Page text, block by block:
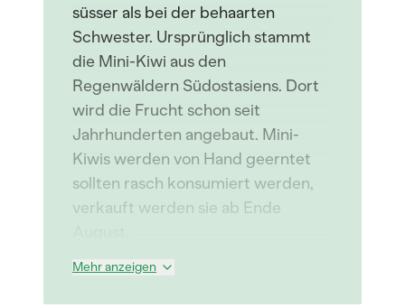
süsser als bei der behaarten
Schwester. Ursprünglich stammt
die Mini-Kiwi aus den
Regenwäldern Südostasiens. Dort
wird die Frucht schon seit
Jahrhunderten angebaut. Mini-
Kiwis werden von Hand geerntet
sollten rasch konsumiert werden,
verkauft werden sie ab Ende
Mehr anzeigen